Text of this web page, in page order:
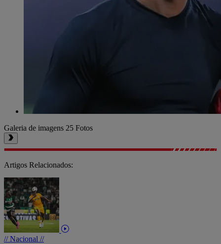
Galeria de imagens 25 Fotos
Artigos Relacionados:
// Nacional //